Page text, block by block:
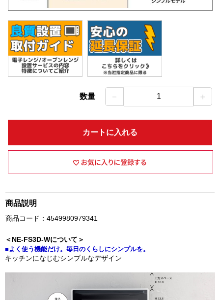
数量 － 1 ＋
カートに入れる
商品説明
商品コード：4549980979341
＜NE-FS3D-Wについて＞
■よく使う機能だけ。毎日のくらしにシンプルを。
キッチンになじむシンプルなデザイン